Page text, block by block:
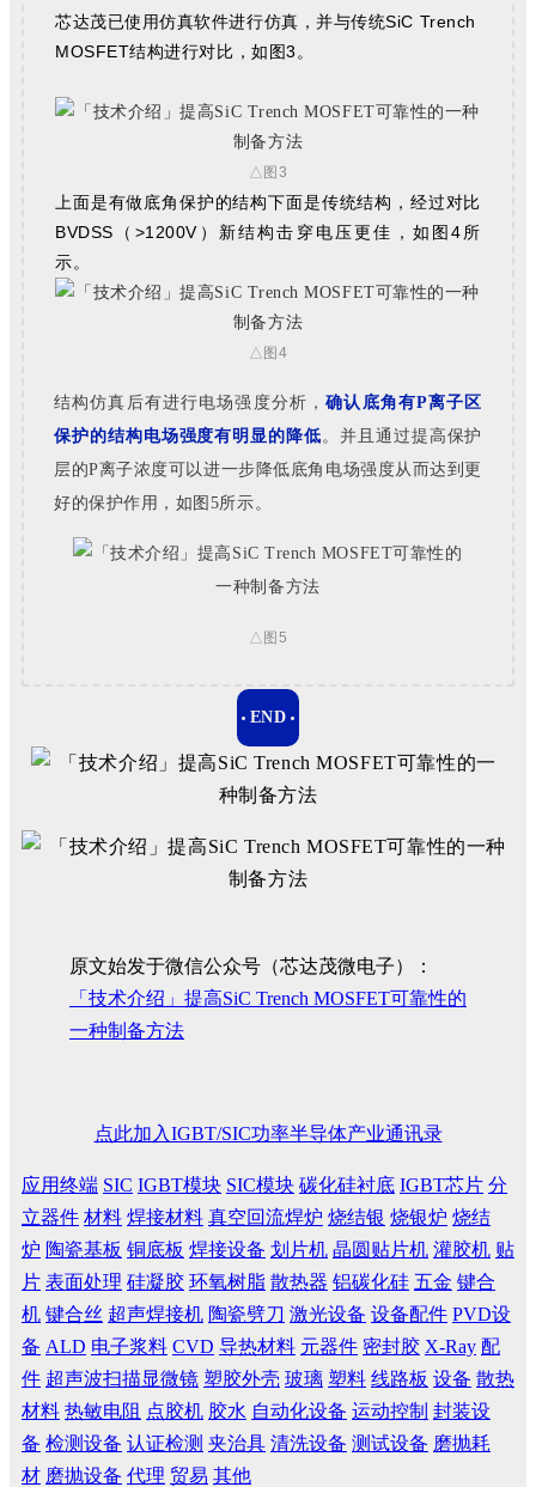
芯达茂已使用仿真软件进行仿真，并与传统SiC Trench
MOSFET结构进行对比，如图3。
△图3
上面是有做底角保护的结构下面是传统结构，经过对比
BVDSS（>1200V）新结构击穿电压更佳，如图4所
示。
△图4
结构仿真后有进行电场强度分析，确认底角有P离子区
保护的结构电场强度有明显的降低。并且通过提高保护
层的P离子浓度可以进一步降低底角电场强度从而达到更
好的保护作用，如图5所示。
△图5
END
原文始发于微信公众号（芯达茂微电子）：
「技术介绍」提高SiC Trench MOSFET可靠性的
一种制备方法
点此加入IGBT/SIC功率半导体产业通讯录
应用终端 SIC IGBT模块 SIC模块 碳化硅衬底 IGBT芯片 分
立器件 材料 焊接材料 真空回流焊炉 烧结银 烧银炉 烧结
炉 陶瓷基板 铜底板 焊接设备 划片机 晶圆贴片机 灌胶机 贴
片 表面处理 硅凝胶 环氧树脂 散热器 铝碳化硅 五金 键合
机 键合丝 超声焊接机 陶瓷劈刀 激光设备 设备配件 PVD设
备 ALD 电子浆料 CVD 导热材料 元器件 密封胶 X-Ray 配
件 超声波扫描显微镜 塑胶外壳 玻璃 塑料 线路板 设备 散热
材料 热敏电阻 点胶机 胶水 自动化设备 运动控制 封装设
备 检测设备 认证检测 夹治具 清洗设备 测试设备 磨抛耗
材 磨抛设备 代理 贸易 其他